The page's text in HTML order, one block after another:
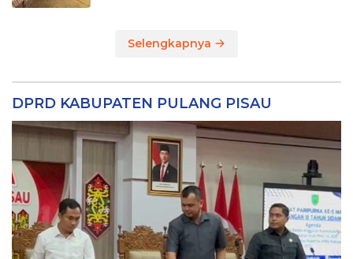
Selengkapnya
DPRD KABUPATEN PULANG PISAU